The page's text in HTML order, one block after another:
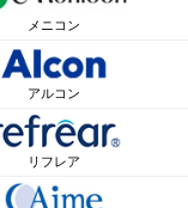
メニコン
アルコン
リフレア